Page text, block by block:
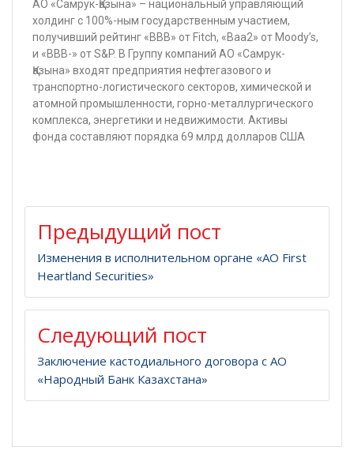
АО «Самрук-Қазына» – национальный управляющий
холдинг с 100%-ным государственным участием,
получивший рейтинг «BBB» от Fitch, «Baa2» от Moody’s,
и «ВВВ-» от S&P. В Группу компаний АО «Самрук-
Қазына» входят предприятия нефтегазового и
транспортно-логистического секторов, химической и
атомной промышленности, горно-металлургического
комплекса, энергетики и недвижимости. Активы
фонда составляют порядка 69 млрд долларов США
Предыдущий пост
Изменения в исполнительном органе «АО First
Heartland Securities»
Следующий пост
Заключение кастодиального договора с АО
«Народный Банк Казахстана»